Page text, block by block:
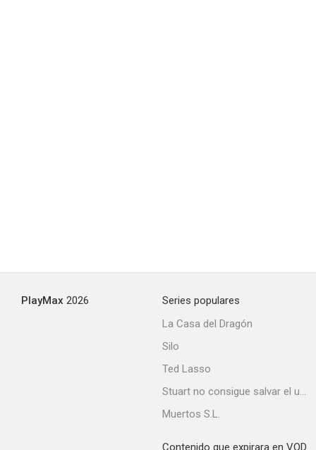
PlayMax 2026
Series populares
La Casa del Dragón
Silo
Ted Lasso
Stuart no consigue salvar el universo
Muertos S.L.
Contenido que expirara en VOD